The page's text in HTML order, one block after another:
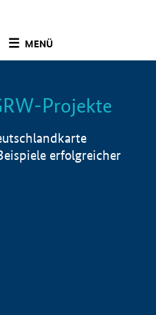
MENÜ
Info
Projekte
erfolgreicher